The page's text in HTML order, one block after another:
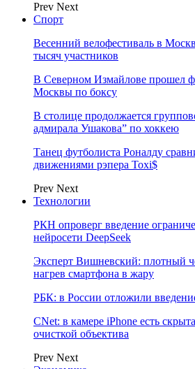
Prev Next
Спорт
Весенний велофестиваль в
тысяч участников
В Северном Измайлове прошел
Москвы по боксу
В столице продолжается
адмирала Ушакова” по хоккею
Танец футболиста Роналду
движениями рэпера Toxi$
Prev Next
Технологии
РКН опроверг введение
нейросети DeepSeek
Эксперт Вишневский: плотный
нагрев смартфона в жару
РБК: в России отложили
CNet: в камере iPhone есть
очисткой объектива
Prev Next